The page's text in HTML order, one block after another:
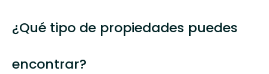
¿Qué tipo de propiedades puedes
encontrar?